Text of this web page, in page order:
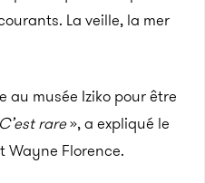
La veille, la mer
au musée Iziko pour être
C’est rare», a expliqué le
Wayne Florence.